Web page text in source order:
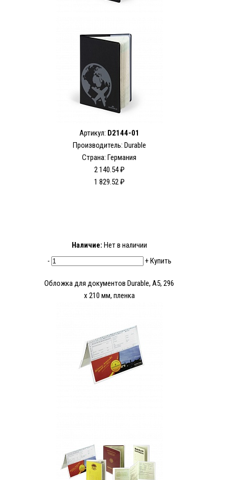
Артикул: D2144-01
Производитель: Durable
Страна: Германия
2 140.54 ₽
1 829.52 ₽
Наличие: Нет в наличии
-
+Купить
Обложка для документов Durable, A5, 296
x 210 мм, пленка